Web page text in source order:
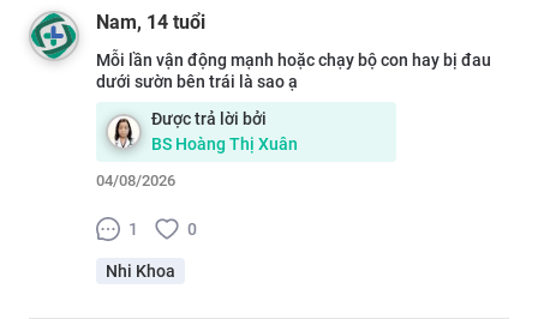
Nam, 14 tuổi
Mỗi lần vận động mạnh hoặc chạy bộ con hay bị đau
dưới sườn bên trái là sao ạ
Được trả lời bởi
BS Hoàng Thị Xuân
04/08/2026
1 0
Nhi Khoa